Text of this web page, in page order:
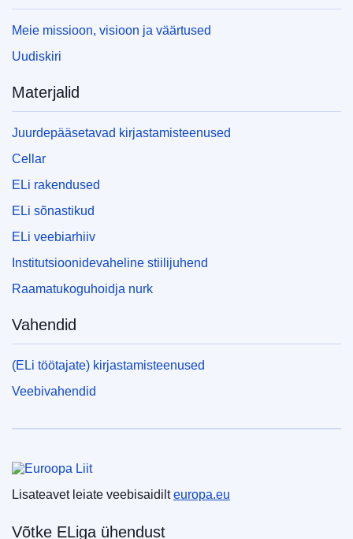
Meie missioon, visioon ja väärtused
Uudiskiri
Materjalid
Juurdepääsetavad kirjastamisteenused
Cellar
ELi rakendused
ELi sõnastikud
ELi veebiarhiiv
Institutsioonidevaheline stiilijuhend
Raamatukoguhoidja nurk
Vahendid
(ELi töötajate) kirjastamisteenused
Veebivahendid
Euroopa Liit
Lisateavet leiate veebisaidilteuropa.eu
Võtke ELiga ühendust